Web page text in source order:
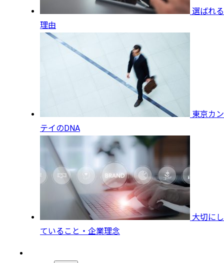
選ばれる
理由
東京カン
テイのDNA
大切にし
ていること・企業理念